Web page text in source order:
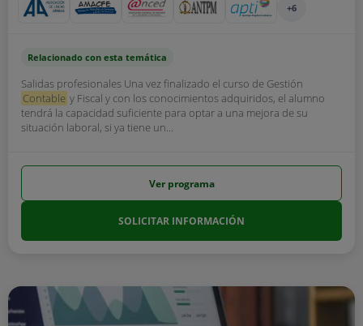
+6
Relacionado con esta temática
Salidas profesionales Una vez finalizado el curso de Gestión
Contable y Fiscal y con los conocimientos adquiridos, el alumno
tendrá la capacidad suficiente para optar a una mejora de su
situación laboral, si ya tiene un...
Ver programa
SOLICITAR INFORMACIÓN